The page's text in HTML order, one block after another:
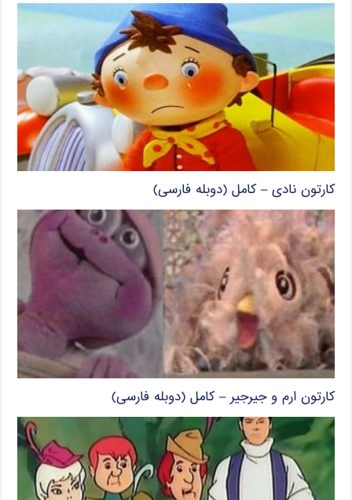
کارتون نادی – کامل (دوبله فارسی)
کارتون ارم و جیرجیر – کامل (دوبله فارسی)